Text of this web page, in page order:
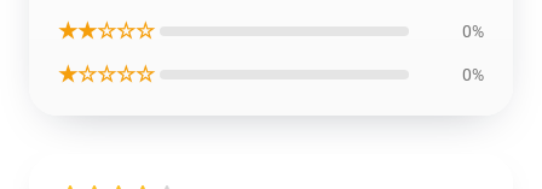
★★☆☆☆ 0%
★☆☆☆☆ 0%